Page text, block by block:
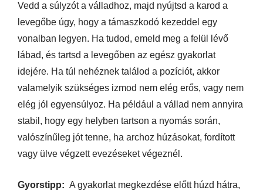
Vedd a súlyzót a válladhoz, majd nyújtsd a karod a
levegőbe úgy, hogy a támaszkodó kezeddel egy
vonalban legyen. Ha tudod, emeld meg a felül lévő
lábad, és tartsd a levegőben az egész gyakorlat
idejére. Ha túl nehéznek találod a pozíciót, akkor
valamelyik szükséges izmod nem elég erős, vagy nem
elég jól egyensúlyoz. Ha például a vállad nem annyira
stabil, hogy egy helyben tartson a nyomás során,
valószínűleg jót tenne, ha archoz húzásokat, fordított
vagy ülve végzett evezéseket végeznél.
Gyorstipp: A gyakorlat megkezdése előtt húzd hátra,